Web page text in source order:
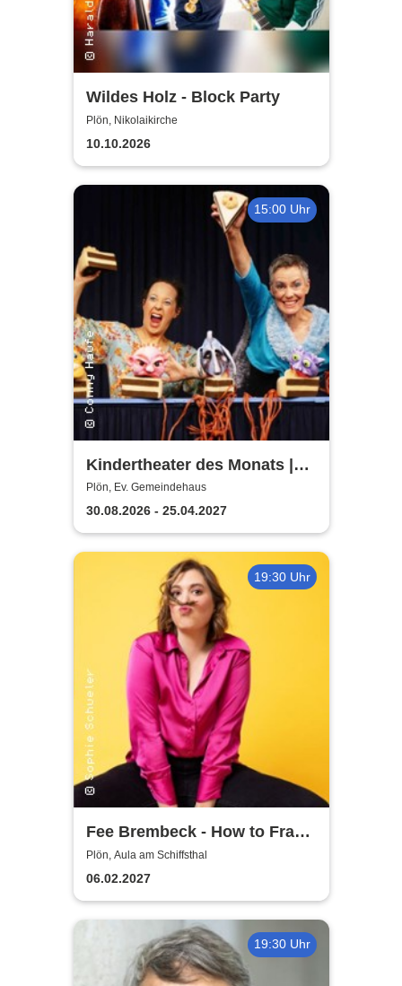
Wildes Holz - Block Party
Plön, Nikolaikirche
10.10.2026
15:00 Uhr
Kindertheater des Monats |
Ev. Gemeindehaus
Plön, Ev. Gemeindehaus
30.08.2026 - 25.04.2027
19:30 Uhr
Fee Brembeck - How to Frau
– Das Tutorial, nach dem
niemand gefragt hat
Plön, Aula am Schiffsthal
06.02.2027
19:30 Uhr